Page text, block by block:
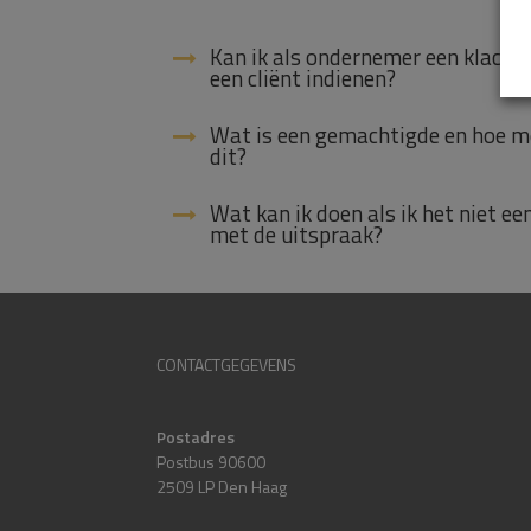
Kan ik als ondernemer een klacht
een cliënt indienen?
Wat is een gemachtigde en hoe
dit?
Wat kan ik doen als ik het niet
met de uitspraak?
CONTACTGEGEVENS
Postadres
Postbus 90600
2509 LP Den Haag